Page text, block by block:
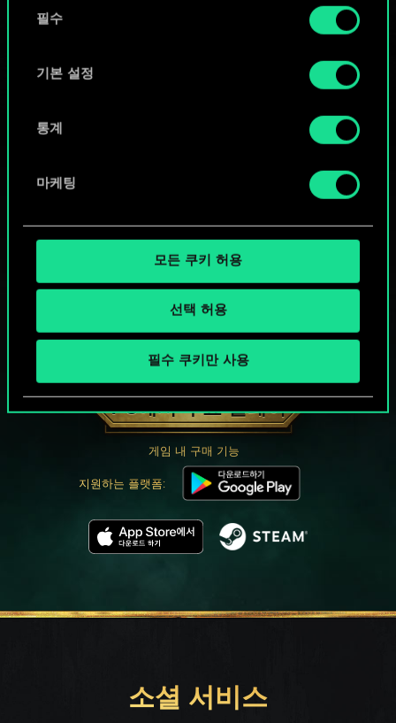
쿠키 사용에 관한 세부 사항이나 관련 설정은 아래의
필수
기본 설정
통계
마케팅
모든 쿠키 허용
선택 허용
필수 쿠키만 사용
궨트 한 판 어떠신가요?
PC에서 무료 플레이
게임 내 구매 기능
지원하는 플랫폼:
소셜 서비스